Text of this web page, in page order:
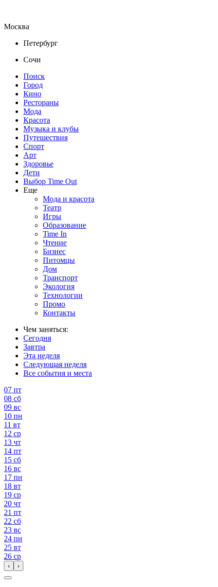
Москва
Петербург
Сочи
Поиск
Город
Кино
Рестораны
Мода
Красота
Музыка и клубы
Путешествия
Спорт
Арт
Здоровье
Дети
Выбор Time Out
Еще
Мода и красота
Театр
Игры
Образование
Time In
Чтение
Бизнес
Питомцы
Дом
Транспорт
Экология
Технологии
Промо
Контакты
Чем заняться:
Сегодня
Завтра
Эта неделя
Следующая неделя
Все события и места
07 пт
08 сб
09 вс
10 пн
11 вт
12 ср
13 чт
14 пт
15 сб
16 вс
17 пн
18 вт
19 ср
20 чт
21 пт
22 сб
23 вс
24 пн
25 вт
26 ср
‹ ›